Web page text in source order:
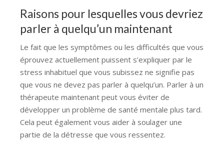
Raisons pour lesquelles vous devriez
parler à quelqu’un maintenant
Le fait que les symptômes ou les difficultés que vous
éprouvez actuellement puissent s’expliquer par le
stress inhabituel que vous subissez ne signifie pas
que vous ne devez pas parler à quelqu’un. Parler à un
thérapeute maintenant peut vous éviter de
développer un problème de santé mentale plus tard.
Cela peut également vous aider à soulager une
partie de la détresse que vous ressentez.